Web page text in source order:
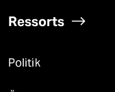
Ressorts
Politik